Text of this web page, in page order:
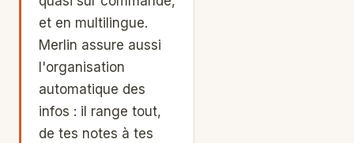
et en multilingue.
Merlin assure aussi
l'organisation
automatique des
infos : il range tout,
de tes notes à tes